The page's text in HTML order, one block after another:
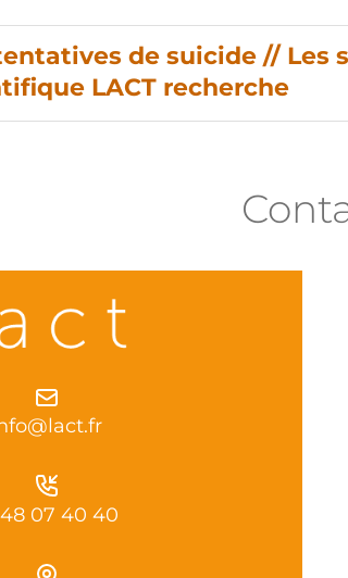
de suicide // Les
LACT recherche
48 07 40 40